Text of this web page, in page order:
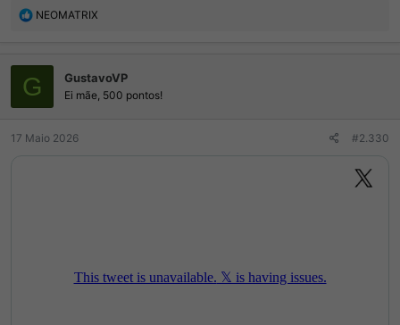
R
ç
õ
e
s
NEOMATRIX
G GustavoVP
Ei mãe, 500 pontos!
17 Maio 2026 #2.330